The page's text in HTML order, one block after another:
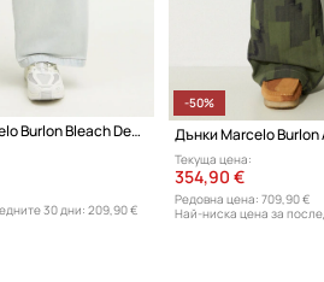
Памучни дънки Marcelo Burlon Bleach Denim Wide Cargo Light Blue No Co
30 дни: 209,90 €
-50%
Текуща цена:
354,90 €
Редовна цена: 709,90 €
Най-ниска цена за